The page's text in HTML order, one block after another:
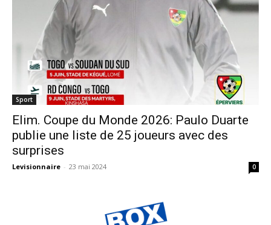
Sport
Elim. Coupe du Monde 2026: Paulo Duarte
publie une liste de 25 joueurs avec des
surprises
Levisionnaire - 23 mai 2024 0